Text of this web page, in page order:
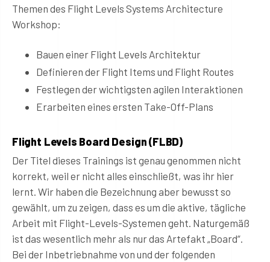
Themen des Flight Levels Systems Architecture
Workshop:
Bauen einer Flight Levels Architektur
Definieren der Flight Items und Flight Routes
Festlegen der wichtigsten agilen Interaktionen
Erarbeiten eines ersten Take-Off-Plans
Flight Levels Board Design (FLBD)
Der Titel dieses Trainings ist genau genommen nicht
korrekt, weil er nicht alles einschließt, was ihr hier
lernt. Wir haben die Bezeichnung aber bewusst so
gewählt, um zu zeigen, dass es um die aktive, tägliche
Arbeit mit Flight-Levels-Systemen geht. Naturgemäß
ist das wesentlich mehr als nur das Artefakt „Board“.
Bei der Inbetriebnahme von und der folgenden